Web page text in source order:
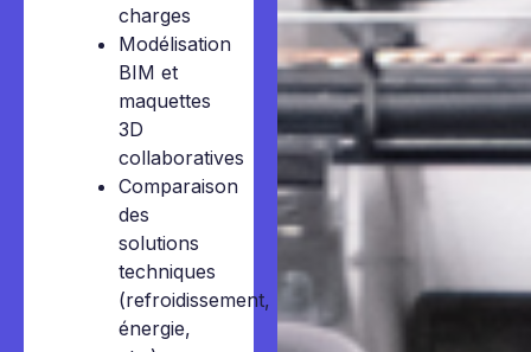
charges
Modélisation
BIM et
maquettes
3D
collaboratives
Comparaison
des
solutions
techniques
(refroidissement,
énergie,